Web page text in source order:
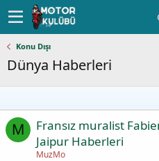
Konu Dışı
Dünya Haberleri
M
Fransız muralist
Jaipur Haberleri
MuzMo